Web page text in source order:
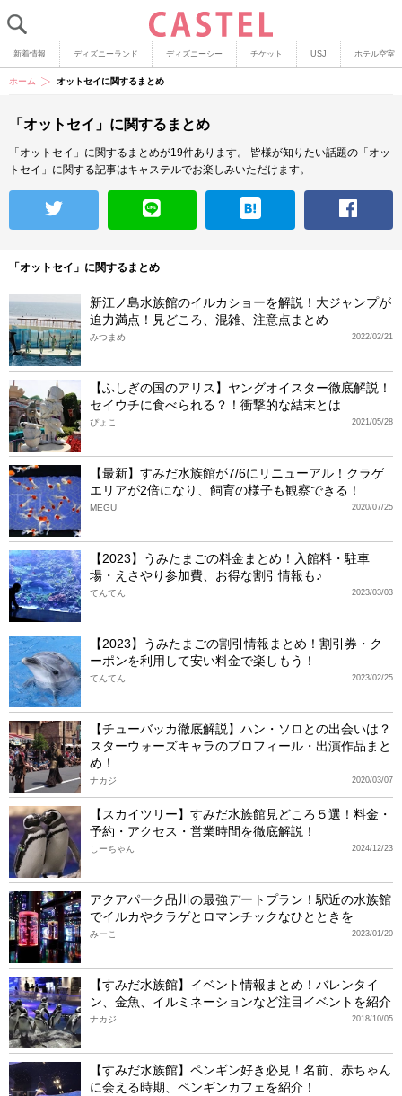
新着情報 ディズニーランド ディズニーシー チケット USJ ホテル空室
ホーム オットセイに関するまとめ
「オットセイ」に関するまとめ
「オットセイ」に関するまとめが19件あります。
皆様が知りたい話題の「オッ
トセイ」に関する記事はキャステルでお楽しみいただけます。
「オットセイ」に関するまとめ
新江ノ島水族館のイルカショーを解説！大ジャンプが
迫力満点！見どころ、混雑、注意点まとめ
2022/02/21
みつまめ
【ふしぎの国のアリス】ヤングオイスター徹底解説！
セイウチに食べられる？！衝撃的な結末とは
2021/05/28
ぴょこ
【最新】すみだ水族館が7/6にリニューアル！クラゲ
エリアが2倍になり、飼育の様子も観察できる！
2020/07/25
MEGU
【2023】うみたまごの料金まとめ！入館料・駐車
場・えさやり参加費、お得な割引情報も♪
2023/03/03
てんてん
【2023】うみたまごの割引情報まとめ！割引券・ク
ーポンを利用して安い料金で楽しもう！
2023/02/25
てんてん
【チューバッカ徹底解説】ハン・ソロとの出会いは？
スターウォーズキャラのプロフィール・出演作品まと
め！
2020/03/07
ナカジ
【スカイツリー】すみだ水族館見どころ５選！料金・
予約・アクセス・営業時間を徹底解説！
2024/12/23
しーちゃん
アクアパーク品川の最強デートプラン！駅近の水族館
でイルカやクラゲとロマンチックなひとときを
2023/01/20
みーこ
【すみだ水族館】イベント情報まとめ！バレンタイ
ン、金魚、イルミネーションなど注目イベントを紹介
2018/10/05
ナカジ
【すみだ水族館】ペンギン好き必見！名前、赤ちゃん
に会える時期、ペンギンカフェを紹介！